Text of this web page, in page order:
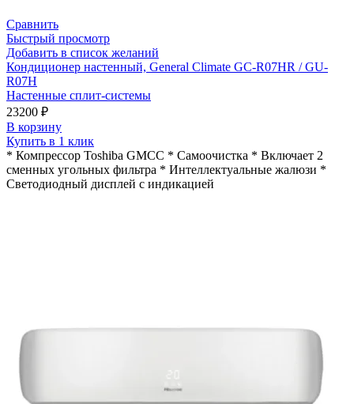
Сравнить
Быстрый просмотр
Добавить в список желаний
Кондиционер настенный, General Climate GC-R07HR / GU-
R07H
Настенные сплит-системы
23200 ₽
В корзину
Купить в 1 клик
* Компрессор Toshiba GMCC * Самоочистка * Включает 2
сменных угольных фильтра * Интеллектуальные жалюзи *
Светодиодный дисплей с индикацией